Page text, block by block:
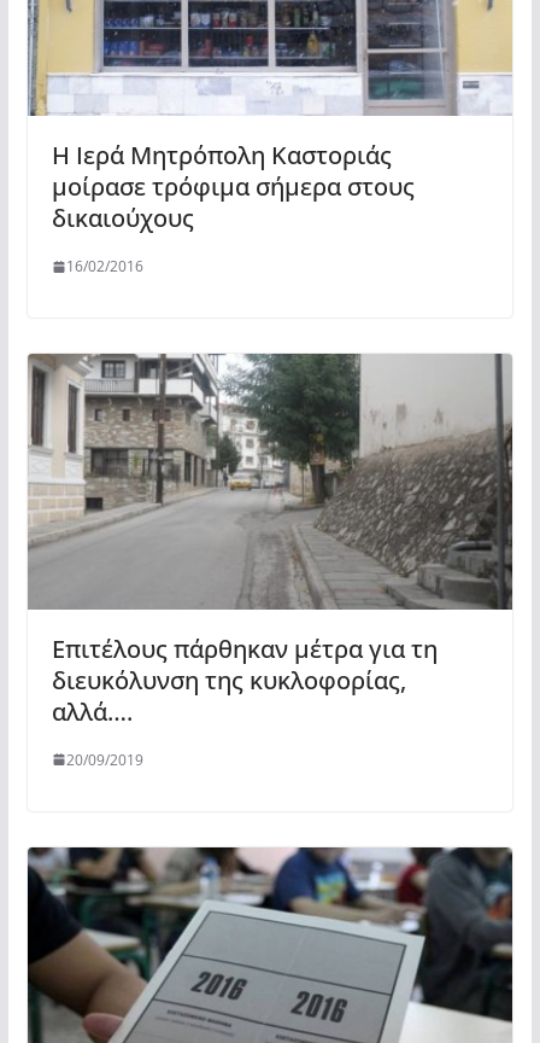
H Ιερά Μητρόπολη Καστοριάς
μοίρασε τρόφιμα σήμερα στους
δικαιούχους
16/02/2016
Επιτέλους πάρθηκαν μέτρα για τη
διευκόλυνση της κυκλοφορίας,
αλλά….
20/09/2019